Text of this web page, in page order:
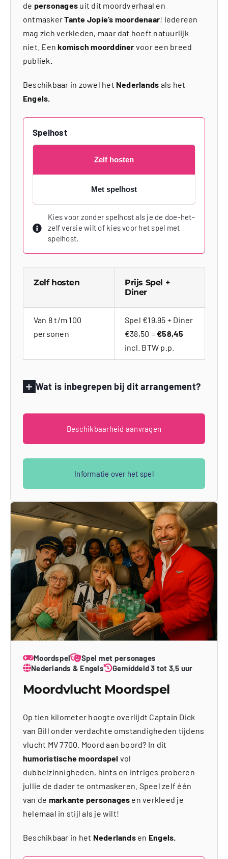
de personages uit dit moordverhaal en
ontmaskerTante Jopie’s moordenaar! Iedereen
mag zich verkleden, maar dat hoeft natuurlijk
niet. Eenkomisch moorddiner voor een breed
publiek.
Beschikbaar in zowel het Nederlands als het
Engels.
Spelhost
Zelf hosten
Met spelhost
Kies voor zonder spelhost als je de doe-het-
zelf versie wilt of kies voor het spel met
spelhost.
Zelf hosten
Prijs Spel +
Diner
Van 8 t/m 100
personen
Spel €19,95 + Diner
€38,50 =€58,45
incl. BTW p.p.
Wat is inbegrepen bij dit arrangement?
Beschikbaarheid aanvragen
Informatie over het spel
Moordspel
Spel met personages
Nederlands & Engels
Gemiddeld 3 tot 3,5 uur
Moordvlucht Moordspel
Op tien kilometer hoogte overlijdt Captain Dick
van Bill onder verdachte omstandigheden tijdens
vlucht MV 7700. Moord aan boord? In dit
humoristische moordspel vol
dubbelzinnigheden, hints en intriges proberen
jullie de dader te ontmaskeren. Speel zelf één
van de markante personages en verkleed je
helemaal in stijl als je wilt!
Beschikbaar in het Nederlandsen Engels.